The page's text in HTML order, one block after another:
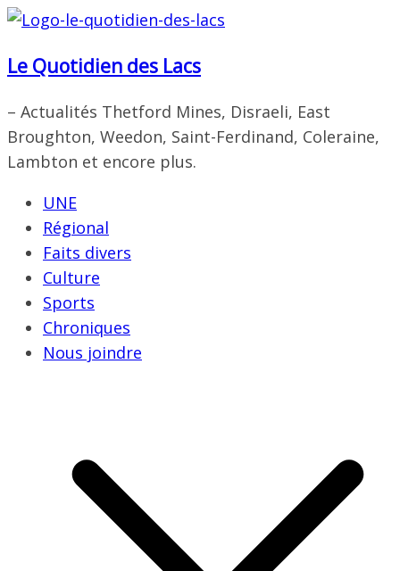
Passer
contenu
Le Quotidien des Lacs
– Actualités Thetford Mines, Disraeli, East
Broughton, Weedon, Saint-Ferdinand, Coleraine,
Lambton et encore plus.
UNE
Régional
Faits divers
Culture
Sports
Chroniques
Nous joindre